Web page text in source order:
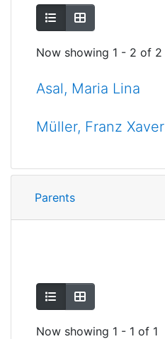
Show as list
Show as grid
Now showing 1 - 2 of 2
Asal, Maria Lina
Müller, Franz Xaver
Parents
Show as list
Show as grid
Now showing 1 - 1 of 1